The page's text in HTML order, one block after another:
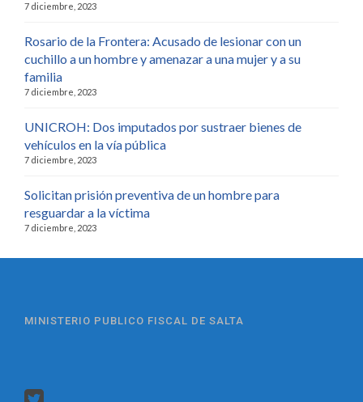
7 diciembre, 2023
Rosario de la Frontera: Acusado de lesionar con un
cuchillo a un hombre y amenazar a una mujer y a su
familia
7 diciembre, 2023
UNICROH: Dos imputados por sustraer bienes de
vehículos en la vía pública
7 diciembre, 2023
Solicitan prisión preventiva de un hombre para
resguardar a la víctima
7 diciembre, 2023
MINISTERIO PUBLICO FISCAL DE SALTA